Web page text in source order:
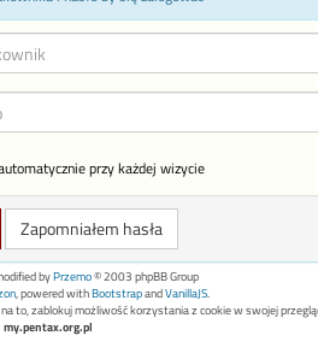
przy każdej wizycie
Zapomniałem hasła
byPrzemo© 2003 phpBB Group
, powered withBootstrapandVanillaJS.
to, zablokuj możliwość korzystania z cookie w swojej
my.pentax.org.pl